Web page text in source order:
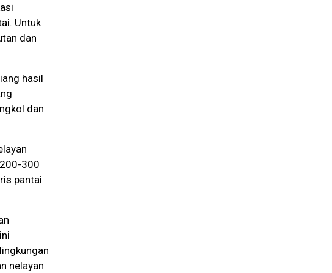
Untuk
dan
hasil
dan
300
pantai
nelayan